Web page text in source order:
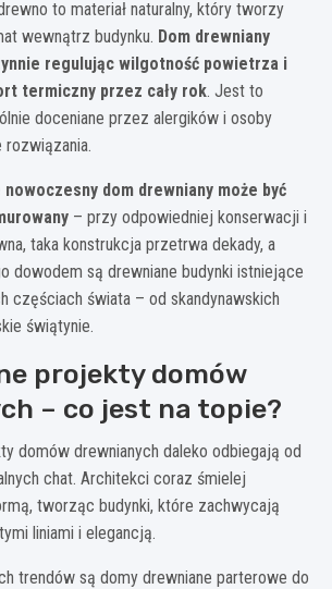
to materiał naturalny, który tworzy
wewnątrz budynku. Dom drewniany
regulując wilgotność powietrza i
termiczny przez cały rok. Jest to
doceniane przez alergików i osoby
dom drewniany może być
– przy odpowiedniej konserwacji i
taka konstrukcja przetrwa dekady, a
dowodem są drewniane budynki istniejące
częściach świata – od skandynawskich
świątynie.
projekty domów
– co jest na topie?
domów drewnianych daleko odbiegają od
chat. Architekci coraz śmielej
tworząc budynki, które zachwycają
liniami i elegancją.
trendów są domy drewniane parterowe do